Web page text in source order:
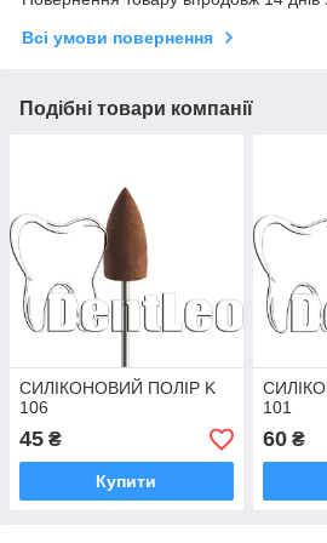
Всі умови повернення
Подібні товари компанії
СИЛІКОНОВИЙ ПОЛІР K
106
45 ₴
Купити
101
60₴